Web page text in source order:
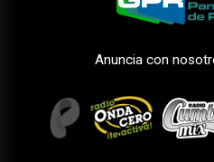
Anuncia con